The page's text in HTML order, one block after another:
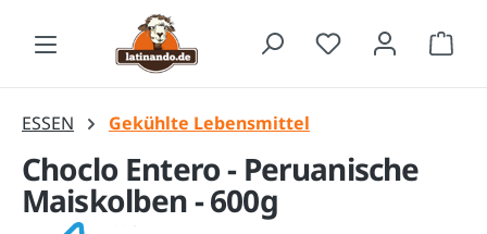
Zum Hauptinhalt springen
ESSEN Gekühlte Lebensmittel
Choclo Entero - Peruanische
Maiskolben - 600g